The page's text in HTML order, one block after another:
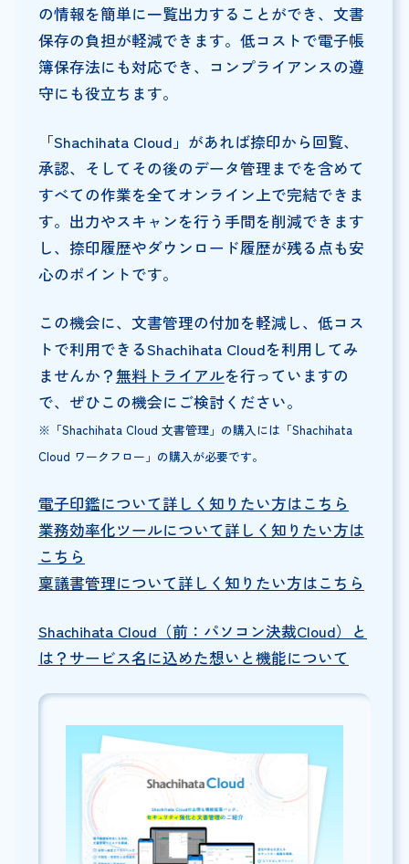
の情報を簡単に一覧出力することができ、文書
保存の負担が軽減できます。低コストで電子帳
簿保存法にも対応でき、コンプライアンスの遵
守にも役立ちます。
「Shachihata Cloud」があれば捺印から回覧、
承認、そしてその後のデータ管理までを含めて
すべての作業を全てオンライン上で完結できま
す。出力やスキャンを行う手間を削減できます
し、捺印履歴やダウンロード履歴が残る点も安
心のポイントです。
この機会に、文書管理の付加を軽減し、低コス
トで利用できるShachihata Cloudを利用してみ
ませんか？ 無料トライアルを行っていますの
で、ぜひこの機会にご検討ください。
※「Shachihata Cloud 文書管理」の購入には「Shachihata
Cloud ワークフロー」の購入が必要です。
電子印鑑について詳しく知りたい方はこちら
業務効率化ツールについて詳しく知りたい方は
こちら
稟議書管理について詳しく知りたい方はこちら
Shachihata Cloud（前：パソコン決裁Cloud）と
は？サービス名に込めた想いと機能について